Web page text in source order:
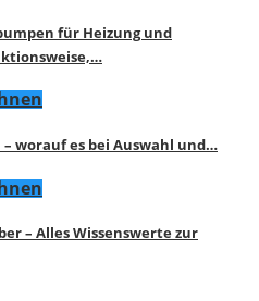
für Heizung und
worauf es bei Auswahl und…
– Alles Wissenswerte zur